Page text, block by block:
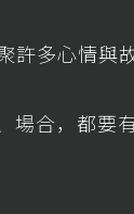
許多心情與
場合，都要